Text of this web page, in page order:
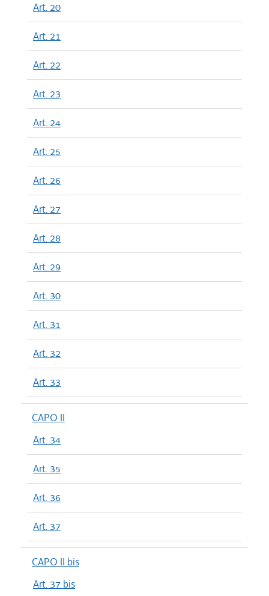
Art. 20
Art. 21
Art. 22
Art. 23
Art. 24
Art. 25
Art. 26
Art. 27
Art. 28
Art. 29
Art. 30
Art. 31
Art. 32
Art. 33
CAPO II
Art. 34
Art. 35
Art. 36
Art. 37
CAPO II bis
Art. 37 bis